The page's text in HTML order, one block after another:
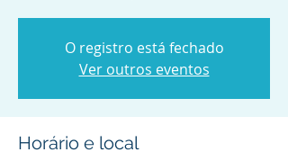
O registro está fechado
Ver outros eventos
Horário e local